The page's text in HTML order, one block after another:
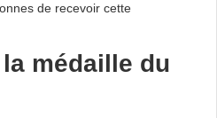
de recevoir cette
médaille du